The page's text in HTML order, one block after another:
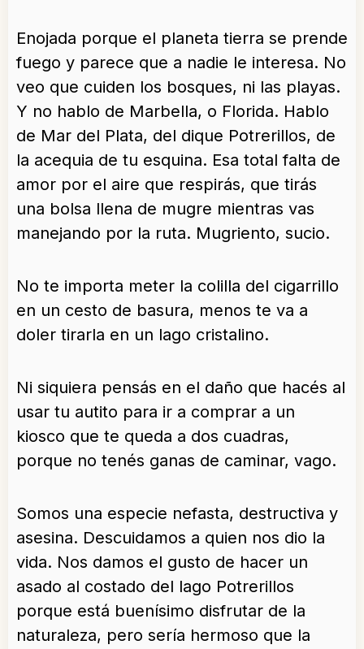
Enojada porque el planeta tierra se prende
fuego y parece que a nadie le interesa. No
veo que cuiden los bosques, ni las playas.
Y no hablo de Marbella, o Florida. Hablo
de Mar del Plata, del dique Potrerillos, de
la acequia de tu esquina. Esa total falta de
amor por el aire que respirás, que tirás
una bolsa llena de mugre mientras vas
manejando por la ruta. Mugriento, sucio.
No te importa meter la colilla del cigarrillo
en un cesto de basura, menos te va a
doler tirarla en un lago cristalino.
Ni siquiera pensás en el daño que hacés al
usar tu autito para ir a comprar a un
kiosco que te queda a dos cuadras,
porque no tenés ganas de caminar, vago.
Somos una especie nefasta, destructiva y
asesina. Descuidamos a quien nos dio la
vida. Nos damos el gusto de hacer un
asado al costado del lago Potrerillos
porque está buenísimo disfrutar de la
naturaleza, pero sería hermoso que la